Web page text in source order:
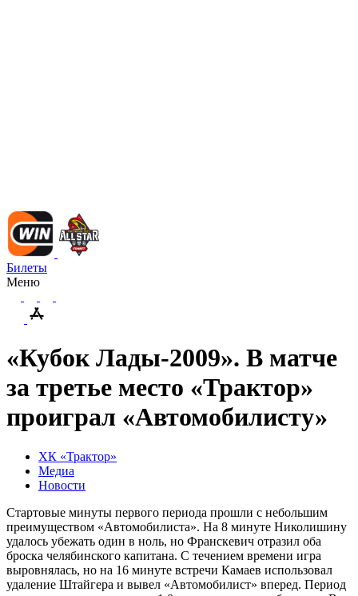
Билеты
Меню
«Кубок Лады-2009». В матче
за третье место «Трактор»
проиграл «Автомобилисту»
ХК «Трактор»
Медиа
Новости
Стартовые минуты первого периода прошли с небольшим
преимуществом «Автомобилиста». На 8 минуте Николишину
удалось убежать один в ноль, но Франскевич отразил оба
броска челябинского капитана. С течением времени игра
выровнялась, но на 16 минуте встречи Камаев использовал
удаление Штайгера и вывел «Автомобилист» вперед. Период